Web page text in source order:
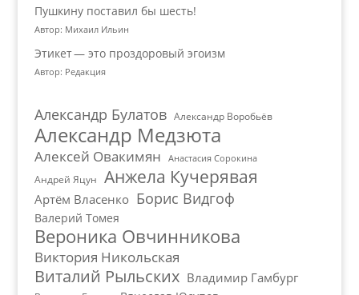
Пушкину поставил бы шесть!
Автор: Михаил Ильин
Этикет — это проздоровый эгоизм
Автор: Редакция
Александр Булатов Александр Воробьёв
Александр Медзюта
Алексей Овакимян Анастасия Сорокина
Андрей Яцун Анжела Кучерявая
Артём Власенко Борис Видгоф
Валерий Томея
Вероника Овчинникова
Виктория Никольская
Виталий Рыльских Владимир Гамбург